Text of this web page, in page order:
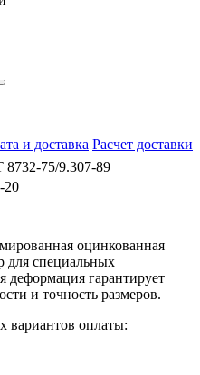
и доставка Расчет доставки
75/9.307-89
20
оцинкованная
для специальных
деформация гарантирует
и точность размеров.
вариантов оплаты: